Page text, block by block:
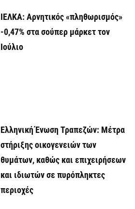
ΙΕΛΚΑ: Αρνητικός «πληθωρισμός»
-0,47% στα σούπερ μάρκετ τον
Ιούλιο
Ελληνική Ένωση Τραπεζών: Μέτρα
στήριξης οικογενειών των
θυμάτων, καθώς και επιχειρήσεων
και ιδιωτών σε πυρόπληκτες
περιοχές